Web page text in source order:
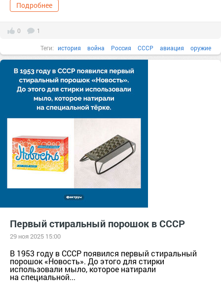
Подробнее
0 1
Теги: история война Россия СССР авиация оружие
Первый стиральный порошок в СССР
29 ноя 2025 15:00
В 1953 году в СССР появился первый стиральный
порошок «Новость». До этого для стирки
использовали мыло, которое натирали
на специальной...